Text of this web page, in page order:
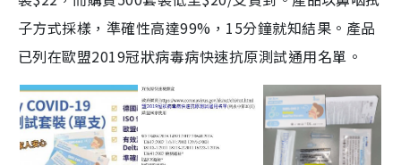
子方式採樣，準確性高達99%，15分鐘就知結果。產品
已列在歐盟2019冠狀病毒病快速抗原測試通用名單。